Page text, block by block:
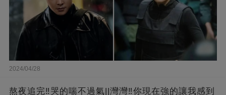
2024/04/28
熬夜追完‼️哭的喘不過氣||灣灣‼️你現在強的讓我感到